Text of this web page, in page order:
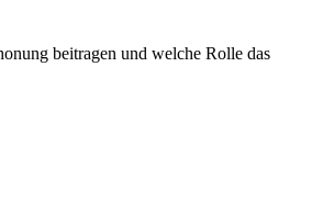
beitragen und welche Rolle das